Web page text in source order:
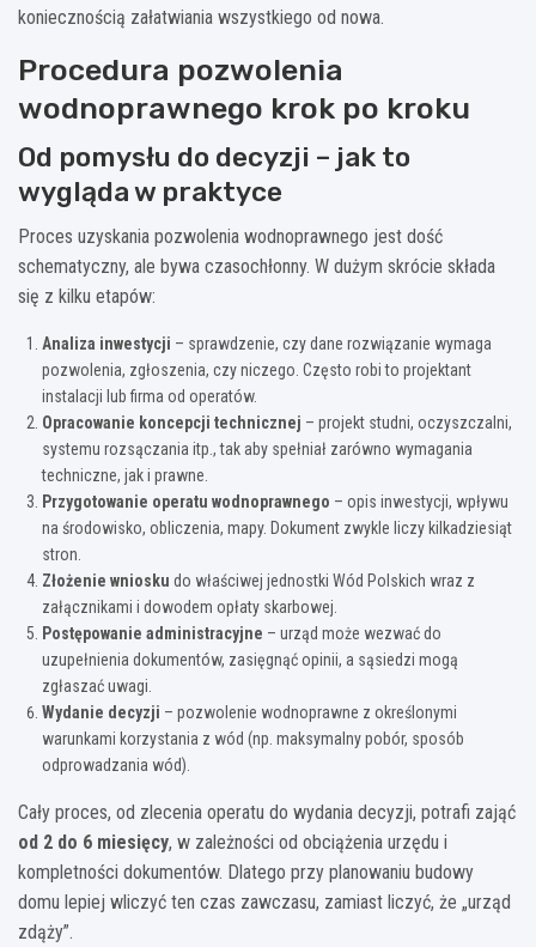
koniecznością załatwiania wszystkiego od nowa.
Procedura pozwolenia
wodnoprawnego krok po kroku
Od pomysłu do decyzji – jak to
wygląda w praktyce
Proces uzyskania pozwolenia wodnoprawnego jest dość
schematyczny, ale bywa czasochłonny. W dużym skrócie składa
się z kilku etapów:
Analiza inwestycji – sprawdzenie, czy dane rozwiązanie wymaga
pozwolenia, zgłoszenia, czy niczego. Często robi to projektant
instalacji lub firma od operatów.
Opracowanie koncepcji technicznej – projekt studni, oczyszczalni,
systemu rozsączania itp., tak aby spełniał zarówno wymagania
techniczne, jak i prawne.
Przygotowanie operatu wodnoprawnego – opis inwestycji, wpływu
na środowisko, obliczenia, mapy. Dokument zwykle liczy kilkadziesiąt
stron.
Złożenie wniosku do właściwej jednostki Wód Polskich wraz z
załącznikami i dowodem opłaty skarbowej.
Postępowanie administracyjne – urząd może wezwać do
uzupełnienia dokumentów, zasięgnąć opinii, a sąsiedzi mogą
zgłaszać uwagi.
Wydanie decyzji – pozwolenie wodnoprawne z określonymi
warunkami korzystania z wód (np. maksymalny pobór, sposób
odprowadzania wód).
Cały proces, od zlecenia operatu do wydania decyzji, potrafi zająć
od 2 do 6 miesięcy, w zależności od obciążenia urzędu i
kompletności dokumentów. Dlatego przy planowaniu budowy
domu lepiej wliczyć ten czas zawczasu, zamiast liczyć, że „urząd
zdąży”.